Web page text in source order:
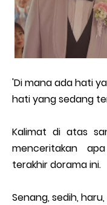
'Di mana ada hati
hati yang sedang
Kalimat di atas
menceritakan
terakhir dorama ini.
Senang, sedih,